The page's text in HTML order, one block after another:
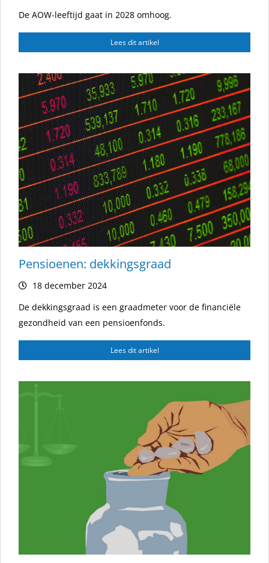
De AOW-leeftijd gaat in 2028 omhoog.
Lees dit artikel
Pensioenen: dekkingsgraad
18 december 2024
De dekkingsgraad is een graadmeter voor de financiële
gezondheid van een pensioenfonds.
Lees dit artikel